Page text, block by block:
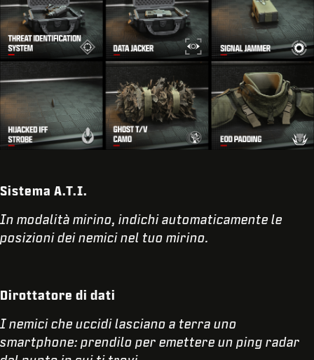
Sistema A.T.I.
In modalità mirino, indichi automaticamente le
posizioni dei nemici nel tuo mirino.
Dirottatore di dati
I nemici che uccidi lasciano a terra uno
smartphone: prendilo per emettere un ping radar